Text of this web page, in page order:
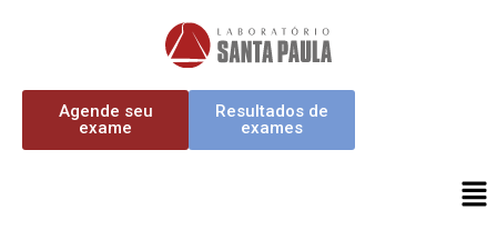
Agende seu
exame
Resultados de
exames